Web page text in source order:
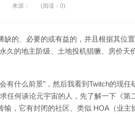
来源： (阅读：0)
的、必要的或有益的，并且根据其位
的地主阶级、土地投机猖獗、房价天
有什么前景”，然后我看到Twitch的现任
任何谈论元宇宙的人，先了解一下《第
输，它有封闭的社区、类似 HOA（业主